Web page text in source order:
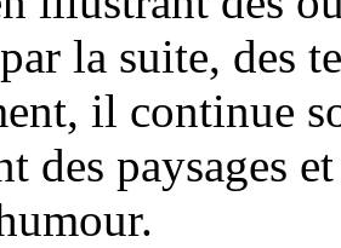
la suite, des
il continue
des paysages